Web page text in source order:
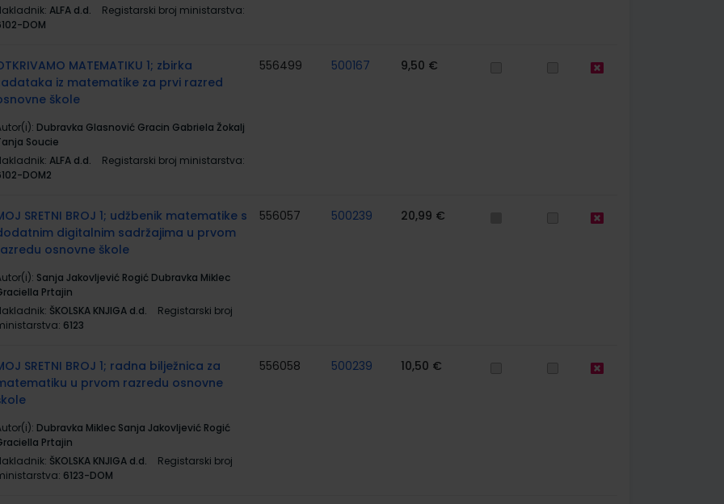
ALFA d.d.
Registarski broj ministarstva:
DOM
MATEMATIKU 1; zbirka
iz matematike za prvi razred
škole
Dubravka Glasnović Gracin Gabriela Žokalj
Soucie
ALFA d.d.
Registarski broj ministarstva:
DOM2
556499 500167 9,50 €
SRETNI BROJ 1; udžbenik matematike s
digitalnim sadržajima u prvom
osnovne škole
Sanja Jakovljević Rogić Dubravka Miklec
Prtajin
ŠKOLSKA KNJIGA d.d.
Registarski broj
6123
556057 500239 20,99 €
SRETNI BROJ 1; radna bilježnica za
u prvom razredu osnovne
Dubravka Miklec Sanja Jakovljević Rogić
Prtajin
ŠKOLSKA KNJIGA d.d.
Registarski broj
6123-DOM
556058 500239 10,50 €